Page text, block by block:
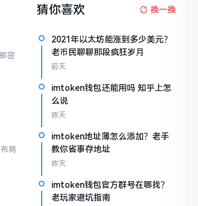
密
局
猜你喜欢 换一换
2021年以太坊能涨到多少美元？
老币民聊聊那段疯狂岁月
前天
imtoken钱包还能用吗 知乎上怎
么说
昨天
imtoken地址薄怎么添加？老手
教你省事存地址
昨天
imtoken钱包官方群号在哪找？
老玩家避坑指南